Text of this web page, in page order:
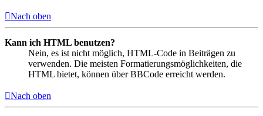
Nach oben
Kann ich HTML benutzen?
Nein, es ist nicht möglich, HTML-Code in Beiträgen zu
verwenden. Die meisten Formatierungsmöglichkeiten, die
HTML bietet, können über BBCode erreicht werden.
Nach oben